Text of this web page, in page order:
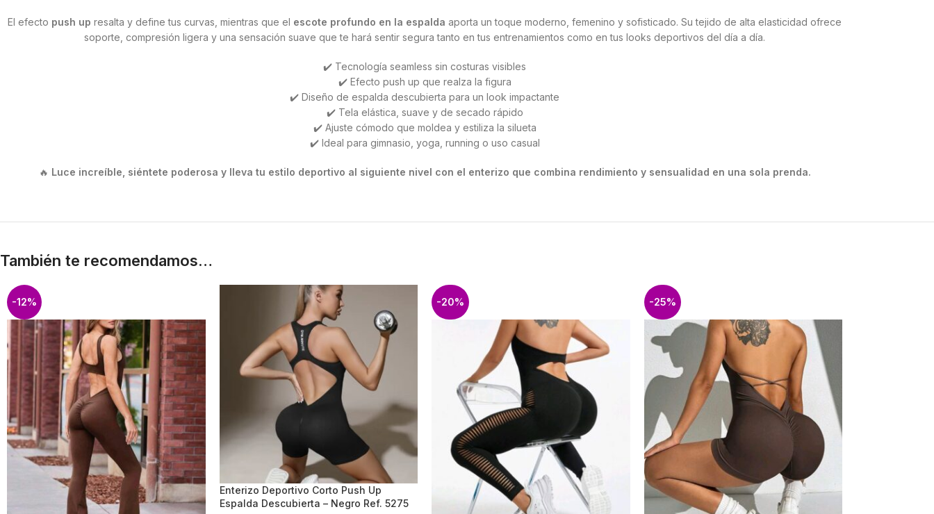
El efecto push up resalta y define tus curvas, mientras que el escote profundo en la espalda aporta un toque moderno, femenino y sofisticado. Su tejido de alta elasticidad ofrece
soporte, compresión ligera y una sensación suave que te hará sentir segura tanto en tus entrenamientos como en tus looks deportivos del día a día.
✔️ Tecnología seamless sin costuras visibles
✔️ Efecto push up que realza la figura
✔️ Diseño de espalda descubierta para un look impactante
✔️ Tela elástica, suave y de secado rápido
✔️ Ajuste cómodo que moldea y estiliza la silueta
✔️ Ideal para gimnasio, yoga, running o uso casual
🔥 Luce increíble, siéntete poderosa y lleva tu estilo deportivo al siguiente nivel con el enterizo que combina rendimiento y sensualidad en una sola prenda.
También te recomendamos…
-12%
Enterizo Deportivo Corto Push Up
Espalda Descubierta – Negro Ref. 5275
-20% -25%